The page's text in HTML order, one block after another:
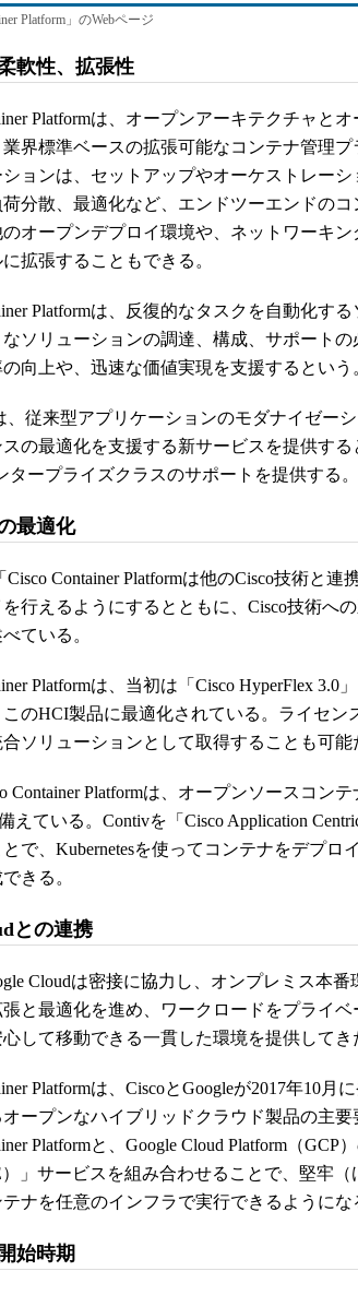
Platform」のWebページ
軟性、拡張性
Platformは、オープンアーキテクチャと
界標準ベースの拡張可能なコンテナ管理プ
ョンは、セットアップやオーケストレー
分散、最適化など、エンドツーエンドの
オープンデプロイ環境や、ネットワーキ
拡張することもできる。
Platformは、反復的なタスクを自動化す
ソリューションの調達、構成、サポート
向上や、迅速な価値実現を支援するという
従来型アプリケーションのモダナイゼーシ
の最適化を支援する新サービスを提供する
タープライズクラスのサポートを提供する。
最適化
Container Platformは他のCisco技術と連
行えるようにするとともに、Cisco技術へ
ている。
Platformは、当初は「Cisco HyperFlex 3.0
このHCI製品に最適化されている。ライセン
ソリューションとして取得することも可能
Container Platformは、オープンソースコン
えている。Contivを「Cisco Application
で、Kubernetesを使ってコンテナをデプロ
きる。
との連携
Cloudは密接に協力し、オンプレミス本番
と最適化を進め、ワークロードをプライ
して移動できる一貫した環境を提供してき
Platformは、CiscoとGoogleが2017年10月
ープンなハイブリッドクラウド製品の主
Platformと、Google Cloud Platform（GCP
）」サービスを組み合わせることで、堅牢
ナを任意のインフラで実行できるようにな
始時期